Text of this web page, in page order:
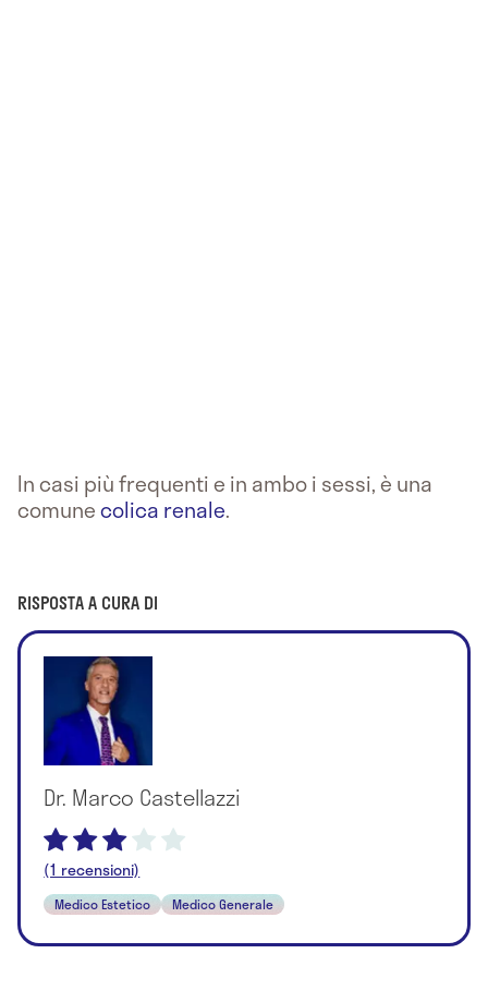
In casi più frequenti e in ambo i sessi, è una
comunecolica renale.
RISPOSTA A CURA DI
Dr. Marco Castellazzi
(1 recensioni)
Medico Estetico Medico Generale